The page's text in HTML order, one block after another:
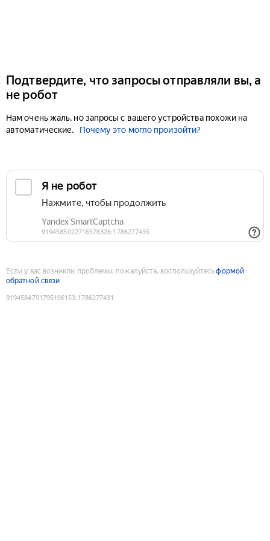
Подтвердите, что запросы отправляли вы, а
не робот
Нам очень жаль, но запросы с вашего устройства похожи на
автоматические.
Почему это могло произойти?
Если у вас возникли проблемы, пожалуйста, воспользуйтесьформой
обратной связи
9194584791795106153:1786277431